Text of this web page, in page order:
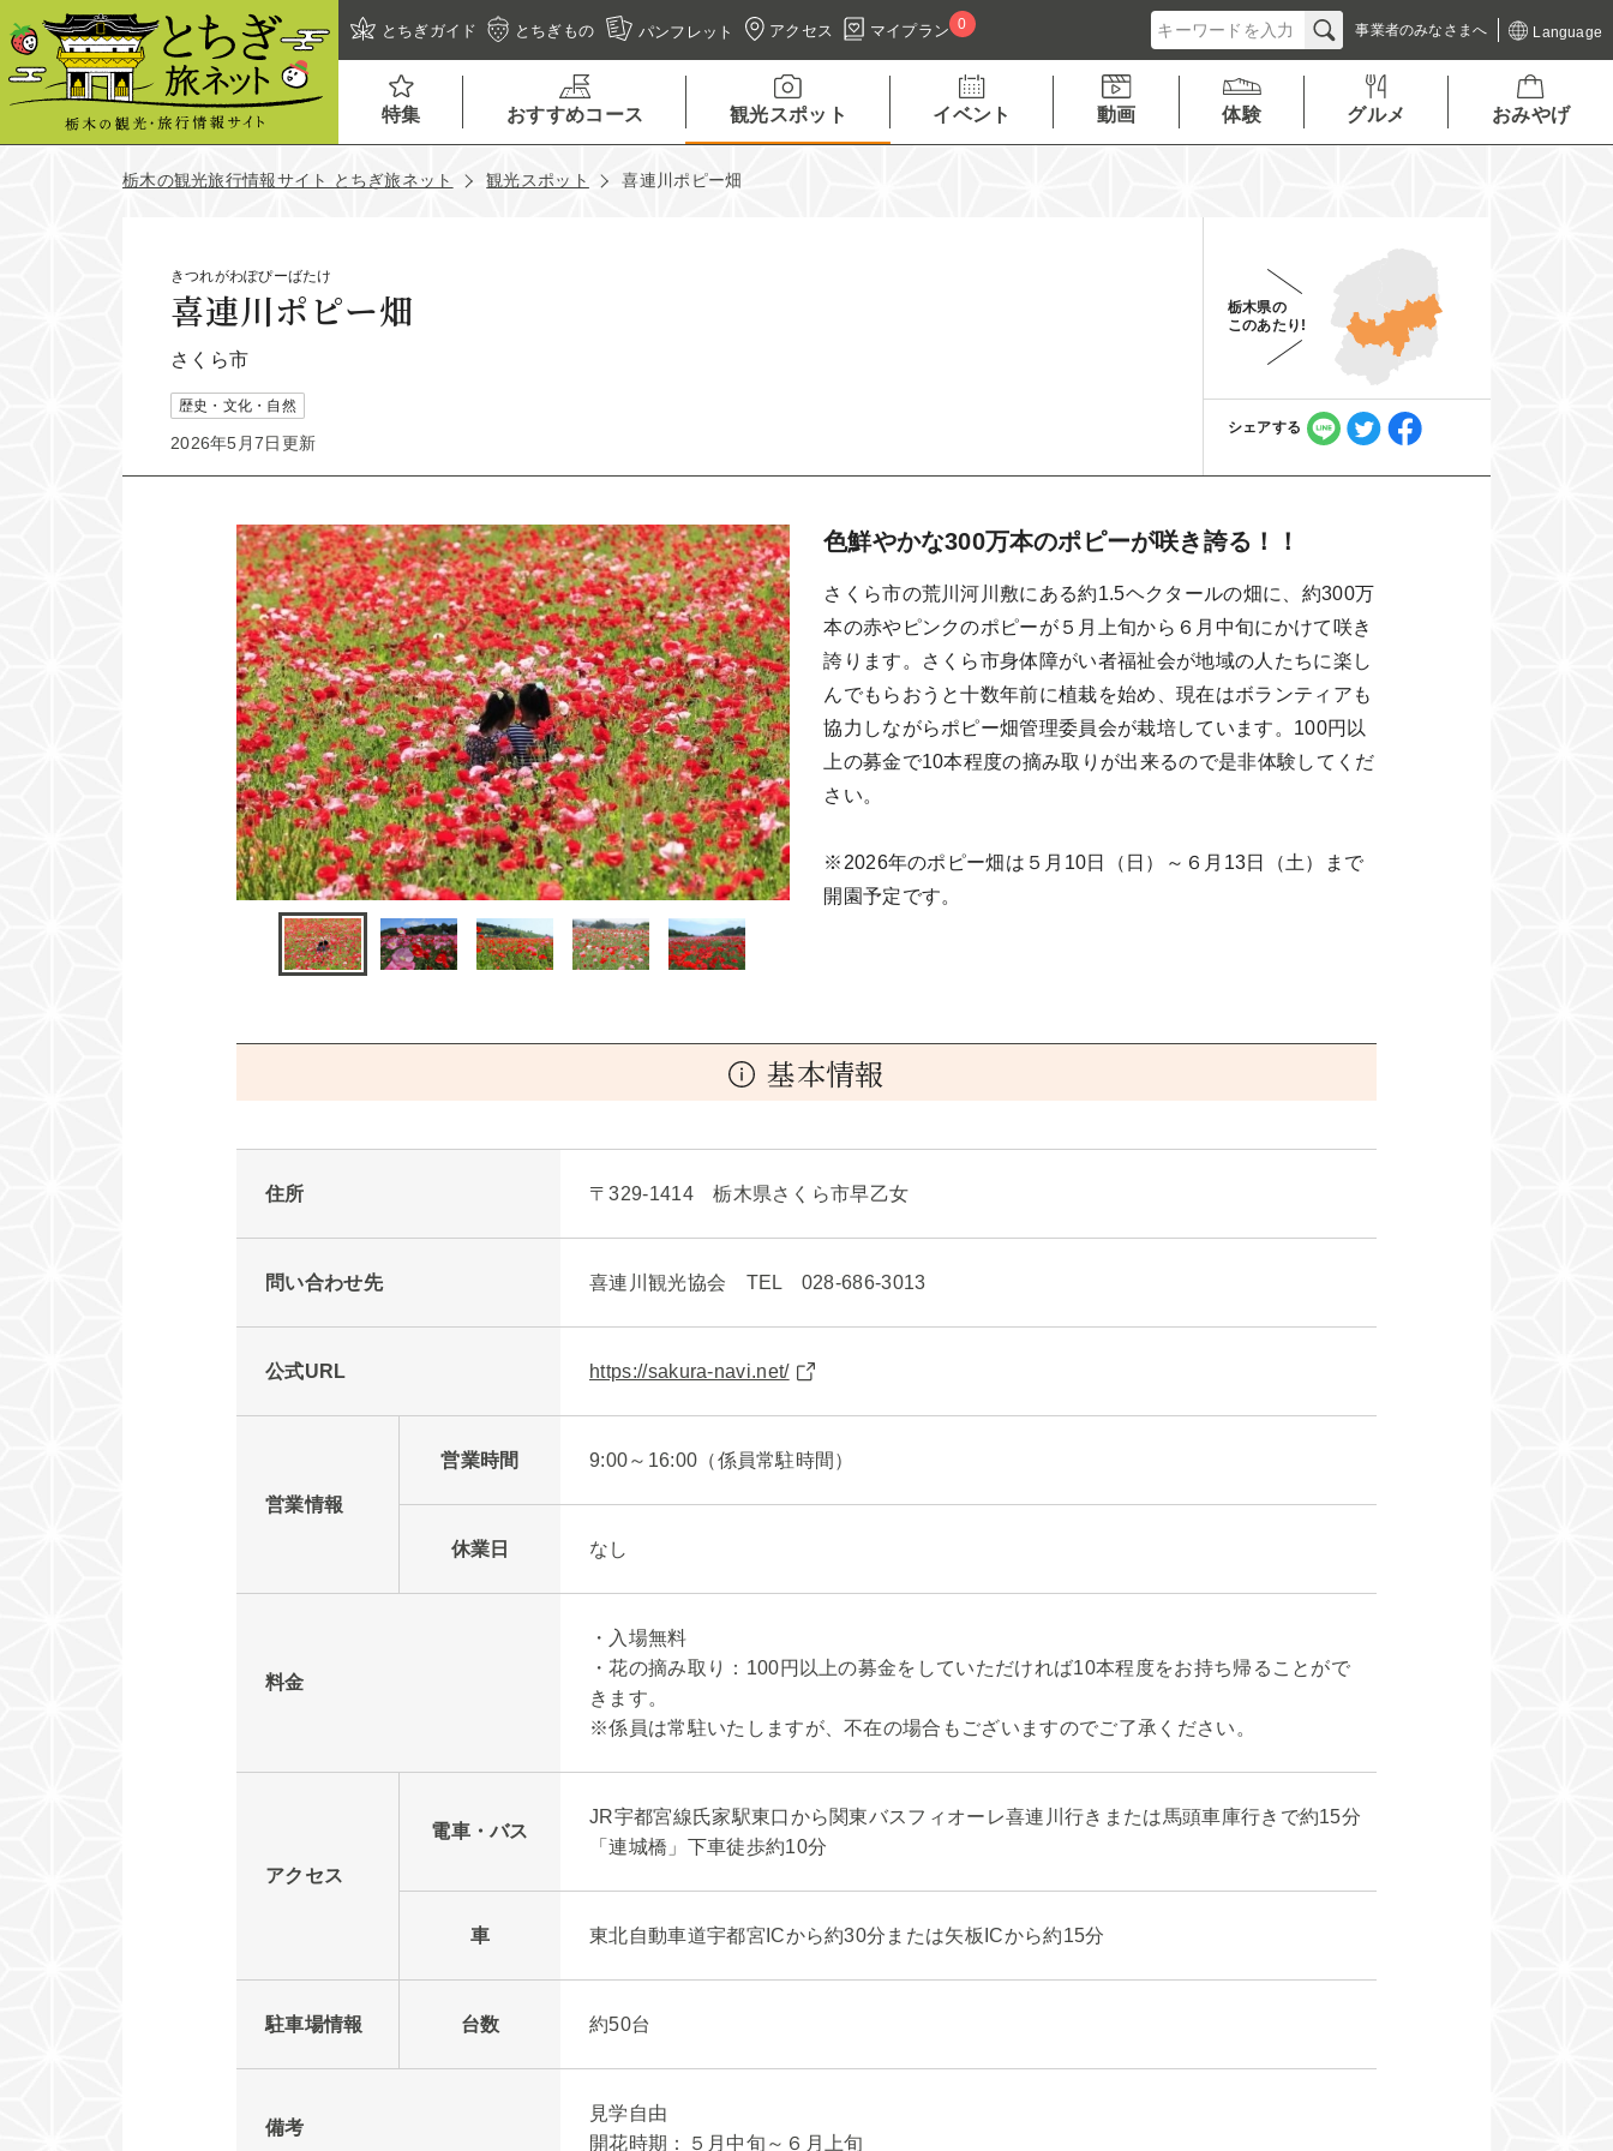
とちぎガイド とちぎもの パンフレット アクセス マイプラン 0 事業者のみなさまへ Language
特集 おすすめコース 観光スポット イベント 動画 体験 グルメ おみやげ
栃木の観光旅行情報サイト とちぎ旅ネット 観光スポット 喜連川ポピー畑
きつれがわぽぴーばたけ
喜連川ポピー畑
さくら市
歴史・文化・自然
2026年5月7日更新
栃木県の
このあたり!
シェアする
色鮮やかな300万本のポピーが咲き誇る！！
さくら市の荒川河川敷にある約1.5ヘクタールの畑に、約300万
本の赤やピンクのポピーが５月上旬から６月中旬にかけて咲き
誇ります。さくら市身体障がい者福祉会が地域の人たちに楽し
んでもらおうと十数年前に植栽を始め、現在はボランティアも
協力しながらポピー畑管理委員会が栽培しています。100円以
上の募金で10本程度の摘み取りが出来るので是非体験してくだ
さい。
※2026年のポピー畑は５月10日（日）～６月13日（土）まで
開園予定です。
基本情報
住所 〒329-1414 栃木県さくら市早乙女
問い合わせ先 喜連川観光協会 TEL 028-686-3013
公式URL https://sakura-navi.net/
営業情報
営業時間 9:00～16:00（係員常駐時間）
休業日 なし
料金
・入場無料
・花の摘み取り：100円以上の募金をしていただければ10本程度をお持ち帰ることがで
きます。
※係員は常駐いたしますが、不在の場合もございますのでご了承ください。
アクセス
電車・バス
JR宇都宮線氏家駅東口から関東バスフィオーレ喜連川行きまたは馬頭車庫行きで約15分
「連城橋」下車徒歩約10分
車 東北自動車道宇都宮ICから約30分または矢板ICから約15分
駐車場情報 台数 約50台
備考
見学自由
開花時期：５月中旬～６月上旬